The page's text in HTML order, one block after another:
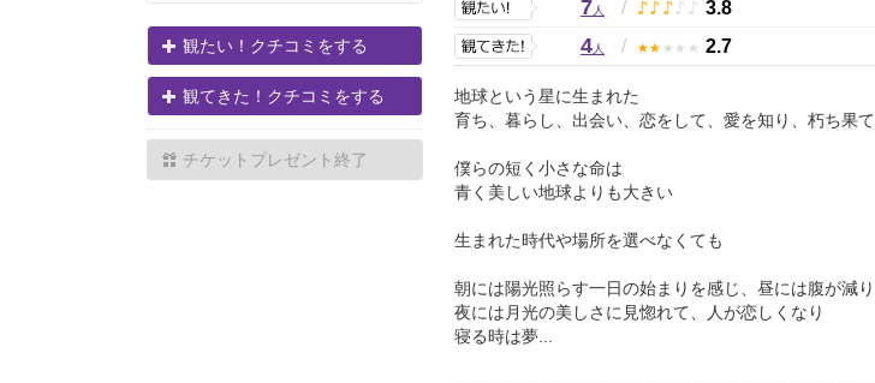
観たい！クチコミをする
観てきた！クチコミをする
チケットプレゼント終了
7人 / ♪ ♪ ♪ ♪ ♪ 3.8
4人 / ★ ★ ★ ★ ★ 2.7
地球という星に生まれた
育ち、暮らし、出会い、恋をして、愛を知り、朽ち果て
僕らの短く小さな命は
青く美しい地球よりも大きい
生まれた時代や場所を選べなくても
朝には陽光照らす一日の始まりを感じ、昼には腹が減り
夜には月光の美しさに見惚れて、人が恋しくなり
寝る時は夢...